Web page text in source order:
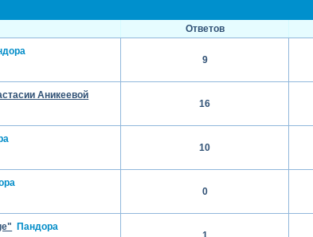
Ответов
9
Аникеевой
16
10
0
Пандора